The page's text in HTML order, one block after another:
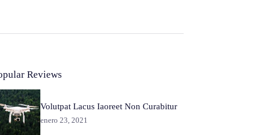
Reviews
Volutpat Lacus Iaoreet Non Curabitur
enero 23, 2021